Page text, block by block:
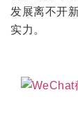
发展离不开
实力。